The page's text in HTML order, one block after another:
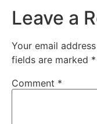
Leave a
Your email
fields are marked *
Comment *